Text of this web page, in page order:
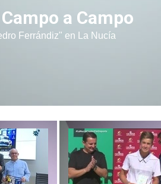
a Campo
Ferrándiz" en La Nucía